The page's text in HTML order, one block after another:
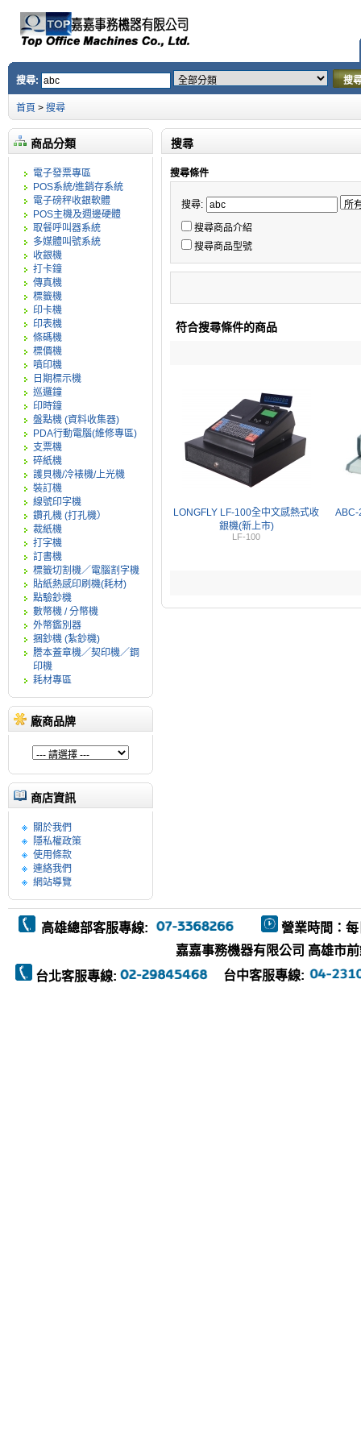
搜尋: 搜
首頁 > 搜尋
商品分類
電子發票專區
POS系統/進銷存系統
電子磅秤收銀軟體
POS主機及週邊硬體
取餐呼叫器系統
多媒體叫號系統
收銀機
打卡鐘
傳真機
標籤機
印卡機
印表機
條碼機
標價機
噴印機
日期標示機
巡邏鐘
印時鐘
盤點機 (資料收集器)
PDA行動電腦(維修專區)
支票機
碎紙機
護貝機/冷裱機/上光機
裝訂機
線號印字機
鑽孔機 (打孔機）
裁紙機
打字機
訂書機
標籤切割機／電腦割字機
貼紙熱感印刷機(耗材)
點驗鈔機
數幣機 / 分幣機
外幣鑑別器
捆鈔機 (紮鈔機)
謄本蓋章機／契印機／鋼
印機
耗材專區
廠商品牌
商店資訊
關於我們
隱私權政策
使用條款
連絡我們
網站導覽
搜尋
搜尋條件
搜尋:
搜尋商品介紹
搜尋商品型號
符合搜尋條件的商品
LONGFLY LF-100全中文感熱式收
銀機(新上市)
LF-100
ABC-
高雄總部客服專線:
營業時間：每
嘉嘉事務機器有限公司 高雄市
台北客服專線:
台中客服專線: